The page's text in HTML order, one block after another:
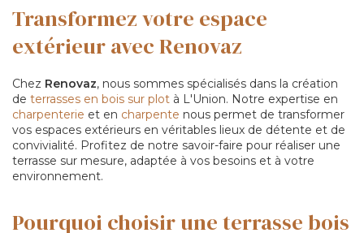
Transformez votre espace
extérieur avec Renovaz
Chez Renovaz, nous sommes spécialisés dans la création
de terrasses en bois sur plot à L'Union. Notre expertise en
charpenterie et en charpente nous permet de transformer
vos espaces extérieurs en véritables lieux de détente et de
convivialité. Profitez de notre savoir-faire pour réaliser une
terrasse sur mesure, adaptée à vos besoins et à votre
environnement.
Pourquoi choisir une terrasse bois